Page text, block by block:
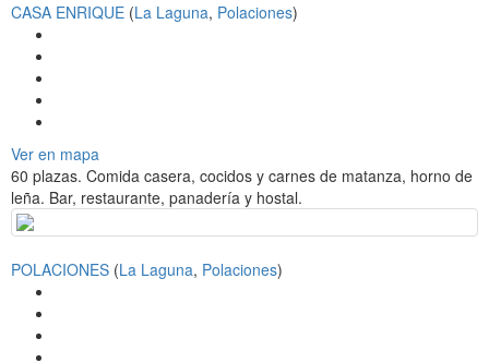
i
o
n
CASA ENRIQUE (La Laguna, Polaciones)
Ver en mapa
60 plazas. Comida casera, cocidos y carnes de matanza, horno de
leña. Bar, restaurante, panadería y hostal.
POLACIONES (La Laguna, Polaciones)